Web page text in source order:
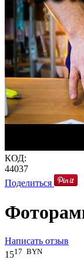
КОД:
44037
Поделиться
Написать отзыв
1517 BYN